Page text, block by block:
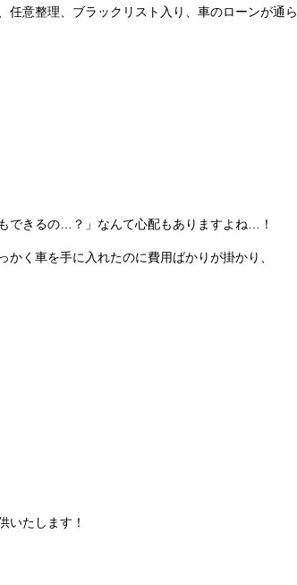
意整理、ブラックリスト入り、車のローンが通ら
できるの…？」なんて心配もありますよね…！
く車を手に入れたのに費用ばかりが掛かり、
いたします！